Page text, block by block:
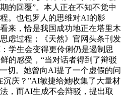
的回覆”。本人正在不知不觉中
。也包罗人的思维对AI的影
来，恰是我国成功地正在塔里木
虑过程；《天然》官网头条刊发
学生会变得更伶俐仍是遏制思
的感受，“当对话者得到了辩驳
切。她曾向AI提了一个虚假的问
沉庆？”AI敏捷给她收集了大量材
，而AI生成不会辩驳，提出取